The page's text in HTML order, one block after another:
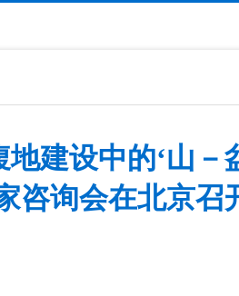
建设中的‘山－
咨询会在北京召